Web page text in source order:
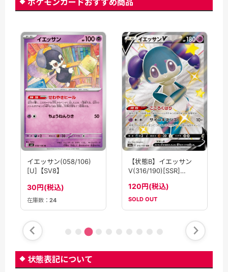
イエッサン(058/106)
[U]【SV8】
30円(税込)
在庫数： 24
【状態B】イエッサン
V(316/190)[SSR]
120円(税込)
SOLD OUT
状態表記について